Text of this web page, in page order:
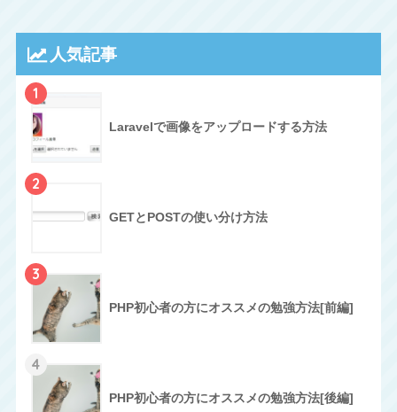
人気記事
1
Laravelで画像をアップロードする方法
2
GETとPOSTの使い分け方法
3
PHP初心者の方にオススメの勉強方法[前編]
4
PHP初心者の方にオススメの勉強方法[後編]